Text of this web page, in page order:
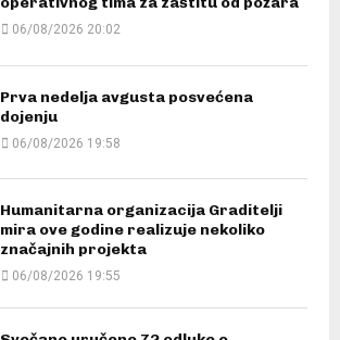
06/08/2026 20:02
Prva nedelja avgusta posvećena
dojenju
06/08/2026 19:58
Humanitarna organizacija Graditelji
mira ove godine realizuje nekoliko
značajnih projekta
06/08/2026 19:55